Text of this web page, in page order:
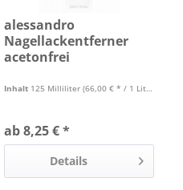
alessandro
Nagellackentferner
acetonfrei
Inhalt 125 Milliliter (66,00 € * / 1 Liter)
ab 8,25 € *
Details